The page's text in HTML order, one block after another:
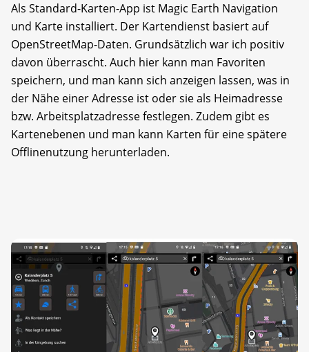
Als Standard-Karten-App ist Magic Earth Navigation
und Karte installiert. Der Kartendienst basiert auf
OpenStreetMap-Daten. Grundsätzlich war ich positiv
davon überrascht. Auch hier kann man Favoriten
speichern, und man kann sich anzeigen lassen, was in
der Nähe einer Adresse ist oder sie als Heimadresse
bzw. Arbeitsplatzadresse festlegen. Zudem gibt es
Kartenebenen und man kann Karten für eine spätere
Offlinenutzung herunterladen.